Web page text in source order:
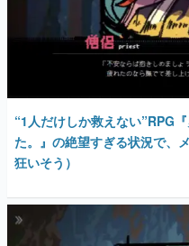
“1人だけしか救えない”RPG
た。』の絶望すぎる状況で、
狂いそう）